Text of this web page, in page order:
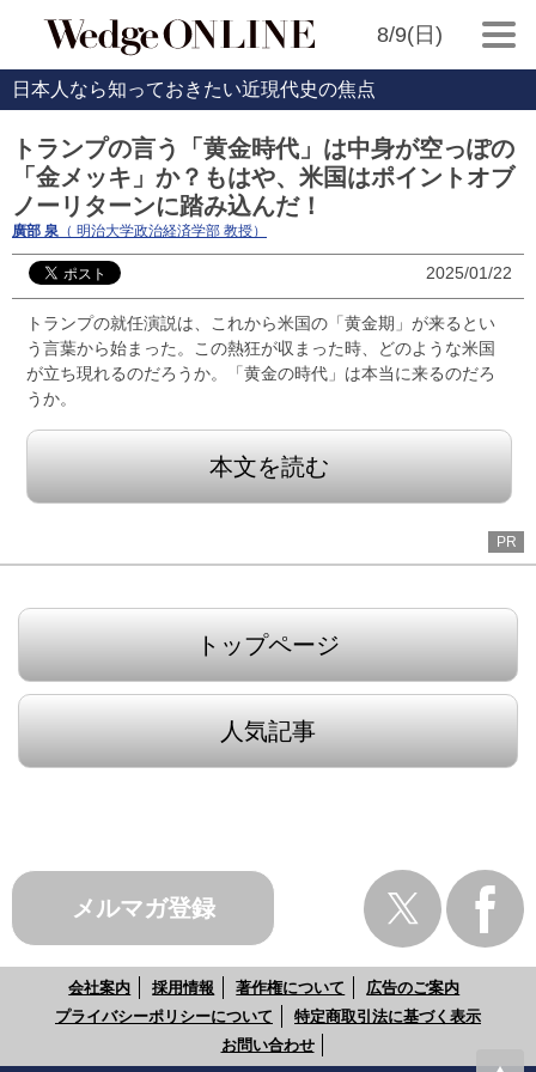
8/9(日)
日本人なら知っておきたい近現代史の焦点
トランプの言う「黄金時代」は中身が空っぽの
「金メッキ」か？もはや、米国はポイントオブ
ノーリターンに踏み込んだ！
廣部 泉 （ 明治大学政治経済学部 教授）
2025/01/22
トランプの就任演説は、これから米国の「黄金期」が来るとい
う言葉から始まった。この熱狂が収まった時、どのような米国
が立ち現れるのだろうか。「黄金の時代」は本当に来るのだろ
うか。
本文を読む
PR
トップページ
人気記事
メルマガ登録
会社案内 採用情報 著作権について
広告のご案内
プライバシーポリシーについて
特定商取引法に基づく表示
お問い合わせ